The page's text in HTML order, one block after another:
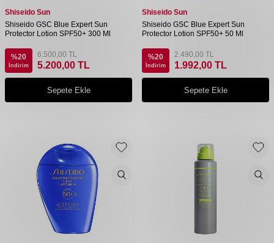
Shiseido Sun
Shiseido GSC Blue Expert Sun
Protector Lotion SPF50+ 300 Ml
%20
İndirim
6.500,00 TL
5.200,00 TL
Sepete Ekle
Shiseido Sun
Shiseido GSC Blue Expert Sun
Protector Lotion SPF50+ 50 Ml
%20
İndirim
2.490,00 TL
1.992,00 TL
Sepete Ekle